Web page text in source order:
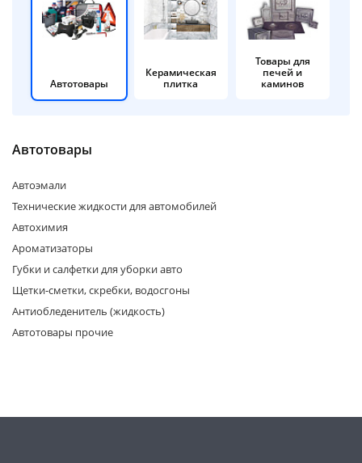
Автотовары
Керамическая
плитка
Товары для
печей и
каминов
Автотовары
Автоэмали
Технические жидкости для автомобилей
Автохимия
Ароматизаторы
Губки и салфетки для уборки авто
Щетки-сметки, скребки, водосгоны
Антиобледенитель (жидкость)
Автотовары прочие